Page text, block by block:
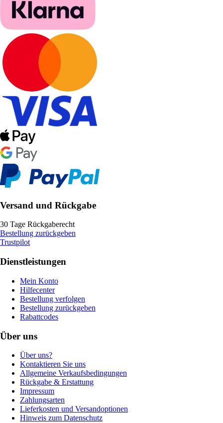
Versand und Rückgabe
30 Tage Rückgaberecht
Bestellung zurückgeben
Trustpilot
Dienstleistungen
Mein Konto
Hilfecenter
Bestellung verfolgen
Bestellung zurückgeben
Rabattcodes
Über uns
Über uns?
Kontaktieren Sie uns
Allgemeine Verkaufsbedingungen
Rückgabe & Erstattung
Impressum
Zahlungsarten
Lieferkosten und Versandoptionen
Hinweis zum Datenschutz